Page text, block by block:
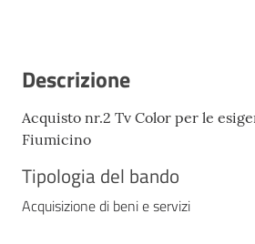
Descrizione
Acquisto nr.2 Tv Color per le
Fiumicino
Tipologia del bando
Acquisizione di beni e servizi